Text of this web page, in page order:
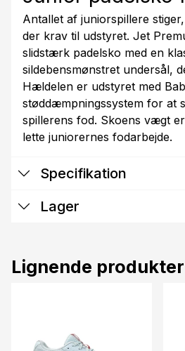
Antallet af juniorspillere
der krav til udstyret. Jet
slidstærk padelsko med en
sildebensmønstret undersål,
Hældelen er udstyret med
støddæmpningssystem for at
spillerens fod. Skoens vægt
lette juniorernes fodarbejde.
Specifikation
Lager
Lignende produkter